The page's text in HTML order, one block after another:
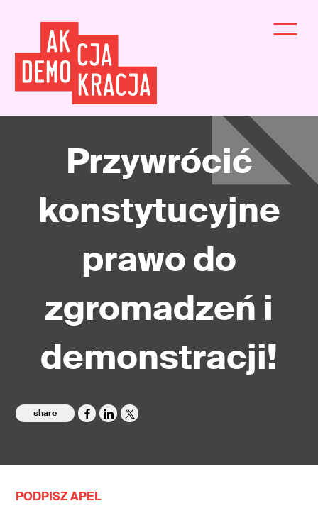
Przywrócić
konstytucyjne
prawo do
zgromadzeń i
demonstracji!
share
PODPISZ APEL